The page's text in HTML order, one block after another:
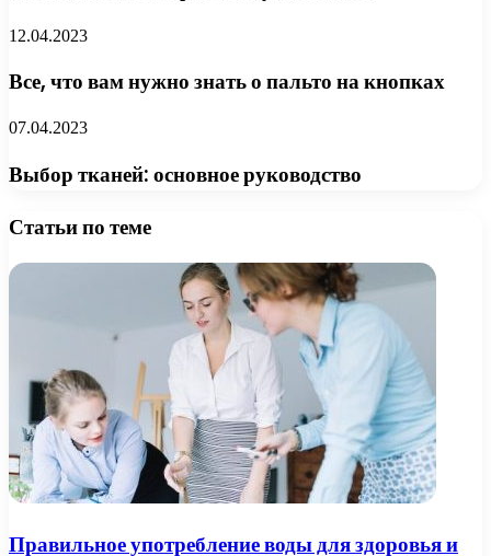
12.04.2023
Все, что вам нужно знать о пальто на кнопках
07.04.2023
Выбор тканей: основное руководство
Статьи по теме
Правильное употребление воды для здоровья и